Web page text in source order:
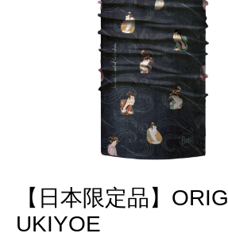
【日本限定品】
UKIYOE